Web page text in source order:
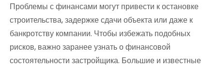
Проблемы с финансами могут привести к остановке
строительства, задержке сдачи объекта или даже к
банкротству компании. Чтобы избежать подобных
рисков, важно заранее узнать о финансовой
состоятельности застройщика. Большие и известные